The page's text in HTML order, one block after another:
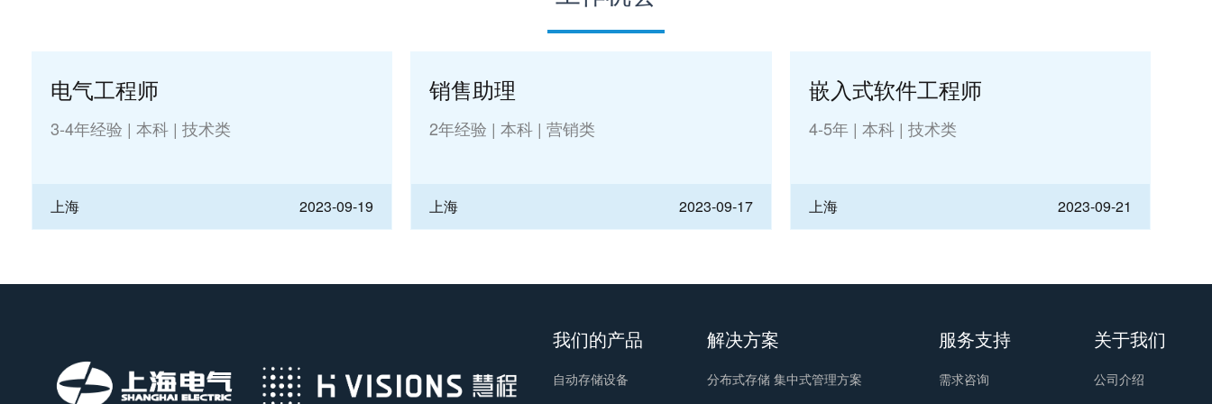
电气工程师
3-4年经验 | 本科 | 技术类
上海 2023-09-19
销售助理
2年经验 |本科 |营销类
上海 2023-09-17
嵌入式软件工程师
4-5年| 本科| 技术类
上海 2023-09-21
我们的产品
自动存储设备
解决方案
分布式存储 集中式管理方案
服务支持
需求咨询
关于我们
公司介绍